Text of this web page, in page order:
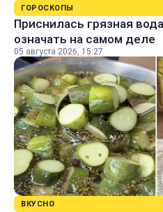
ГОРОСКОПЫ
Приснилась грязная
означать на самом деле
05 августа 2026, 15:27
ВКУСНО